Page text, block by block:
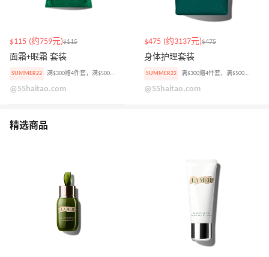
$115 (约759元)$115
面霜+眼霜 套装
SUMMER22 满$300赠4件套，满$500加赠焕肤精华小样
@55haitao.com
$475 (约3137元)$475
身体护理套装
SUMMER22 满$300赠4件套，满$500加赠焕肤精华小样
@55haitao.com
精选商品